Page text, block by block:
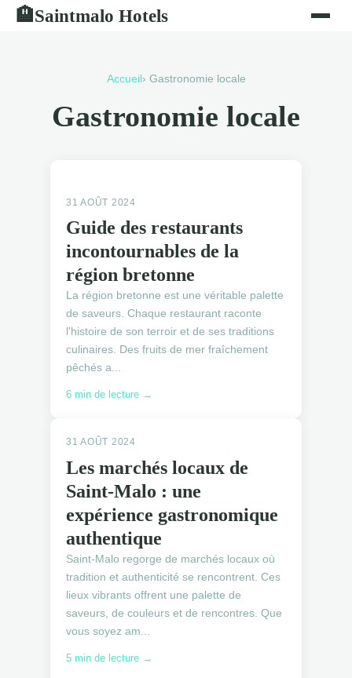
🏨Saintmalo Hotels
Accueil › Gastronomie locale
Gastronomie locale
31 AOÛT 2024
Guide des restaurants
incontournables de la
région bretonne
La région bretonne est une véritable palette
de saveurs. Chaque restaurant raconte
l'histoire de son terroir et de ses traditions
culinaires. Des fruits de mer fraîchement
pêchés a...
6 min de lecture →
31 AOÛT 2024
Les marchés locaux de
Saint-Malo : une
expérience gastronomique
authentique
Saint-Malo regorge de marchés locaux où
tradition et authenticité se rencontrent. Ces
lieux vibrants offrent une palette de
saveurs, de couleurs et de rencontres. Que
vous soyez am...
5 min de lecture →